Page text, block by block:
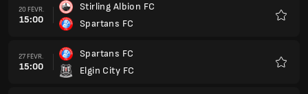
20 FÉVR.
15:00
Stirling Albion FC
Spartans FC
27 FÉVR.
15:00
Spartans FC
Elgin City FC